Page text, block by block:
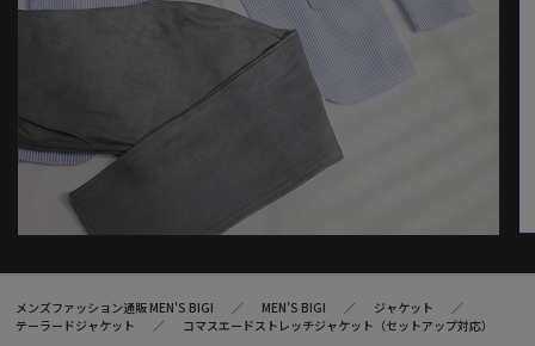
メンズファッション通販 MEN'S BIGI MEN’S BIGI
ジャケット
テーラードジャケット
コマスエードストレッチジャケット（セットアップ対応）